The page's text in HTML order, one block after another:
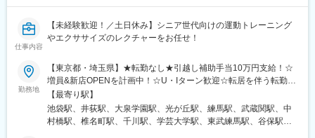
仕事内容
【未経験歓迎！／土日休み】シニア世代向けの運動トレーニング
やエクササイズのレクチャーをお任せ！
勤務地
【東京都・埼玉県】★転勤なし★引越し補助手当10万円支給！☆
増員&新店OPENを計画中！☆U・Iターン歓迎☆転居を伴う転勤な
し☆自宅から通える範囲内での配属※目安：1時間以内を想定リハ
ビリデイサービス「nagomi」直営店■東京都練馬区（井荻店、大
泉学園店、光が丘店、桜台店、武蔵関店、中村橋店）■東京都豊島
【最寄り駅】
池袋駅、井荻駅、大泉学園駅、光が丘駅、練馬駅、武蔵関駅、中
村橋駅、椎名町駅、千川駅、学芸大学駅、東武練馬駅、谷保駅、